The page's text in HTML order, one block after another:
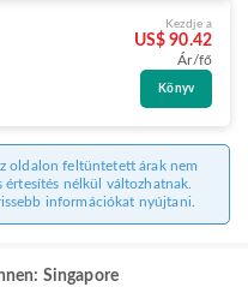
Kezdje a
US$ 90.42
Ár/fő
Könyv
oldalon feltüntetett árak nem
értesítés nélkül változhatnak.
információkat nyújtani.
Singapore